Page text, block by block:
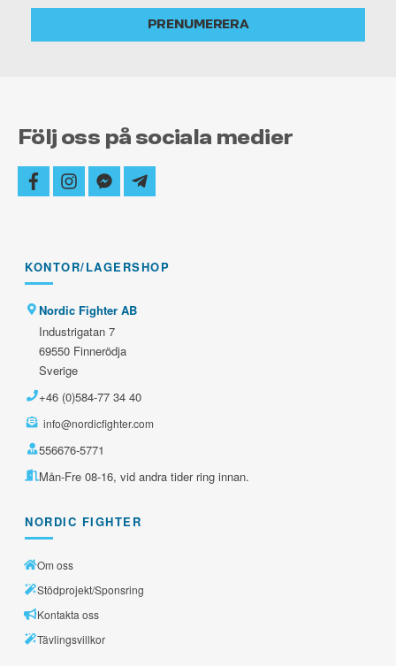
alltid
PRENUMERERA
Följ oss på sociala medier
facebookinstagram
facebook-
messenger
telegram-
plane
KONTOR/LAGERSHOP
Nordic Fighter AB
Industrigatan 7
69550 Finnerödja
Sverige
+46 (0)584-77 34 40
info@nordicfighter.com
556676-5771
Mån-Fre 08-16, vid andra tider ring innan.
NORDIC FIGHTER
Om oss
Stödprojekt/Sponsring
Kontakta oss
Tävlingsvillkor